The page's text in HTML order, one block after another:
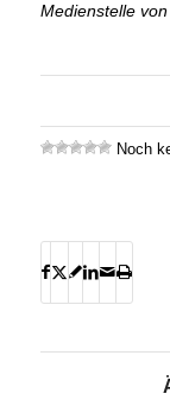
Medienstelle
Noch